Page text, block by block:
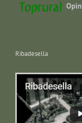
Ribadesella